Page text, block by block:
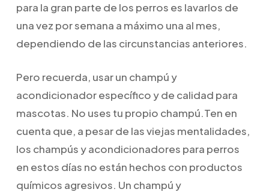
para la gran parte de los perros es lavarlos de
una vez por semana a máximo una al mes,
dependiendo de las circunstancias anteriores.
Pero recuerda, usar un champú y
acondicionador específico y de calidad para
mascotas. No uses tu propio champú.Ten en
cuenta que, a pesar de las viejas mentalidades,
los champús y acondicionadores para perros
en estos días no están hechos con productos
químicos agresivos. Un champú y